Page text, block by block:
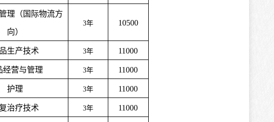
理（国际物流方
向）
3年 10500
生产技术 3年 11000
经营与管理 3年 11000
护理 3年 11000
治疗技术 3年 11000